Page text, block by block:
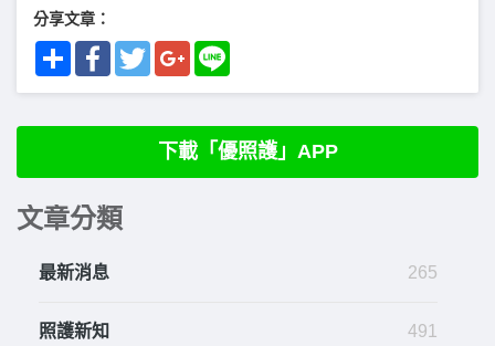
分享文章：
Share FacebookTwitterGoogle+
下載「優照護」APP
文章分類
最新消息 265
照護新知 491